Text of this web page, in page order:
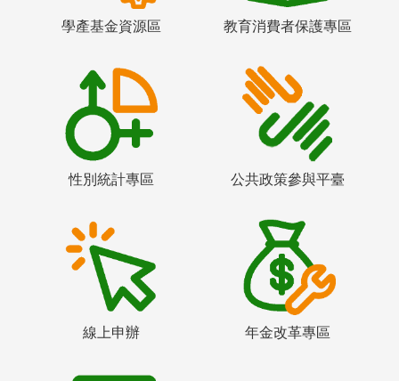
學產基金資源區 教育消費者保護專區
性別統計專區 公共政策參與平臺
線上申辦 年金改革專區